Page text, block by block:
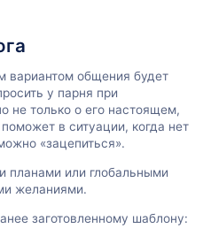
вариантом общения будет
у парня при
не только о его настоящем,
в ситуации, когда нет
«зацепиться».
планами или глобальными
желаниями.
заготовленному шаблону: